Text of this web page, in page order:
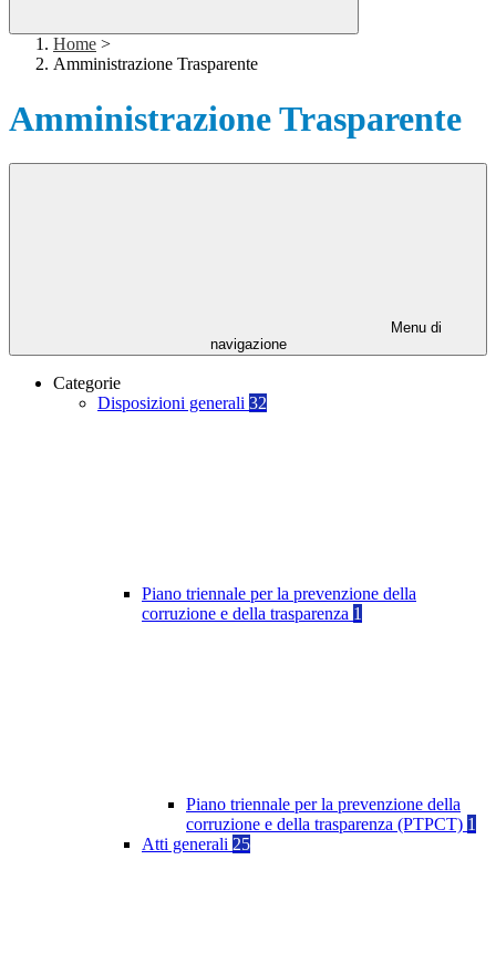
Home >
Amministrazione Trasparente
Amministrazione Trasparente
Menu di
navigazione
Categorie
Disposizioni generali 32
Piano triennale per la prevenzione della
corruzione e della trasparenza 1
Piano triennale per la prevenzione della
corruzione e della trasparenza (PTPCT) 1
Atti generali 25